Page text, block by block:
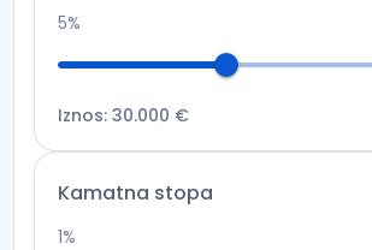
5%
Iznos:30.000 €
Kamatna stopa
1%